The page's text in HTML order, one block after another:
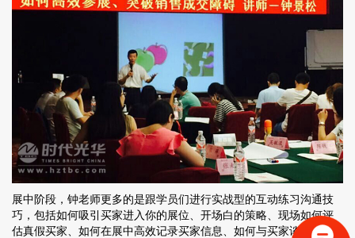
展中阶段，钟老师更多的是跟学员们进行实战型的互动练习沟通技
巧，包括如何吸引买家进入你的展位、开场白的策略、现场如何评
估真假买家、如何在展中高效记录买家信息、如何与买家谈判、报